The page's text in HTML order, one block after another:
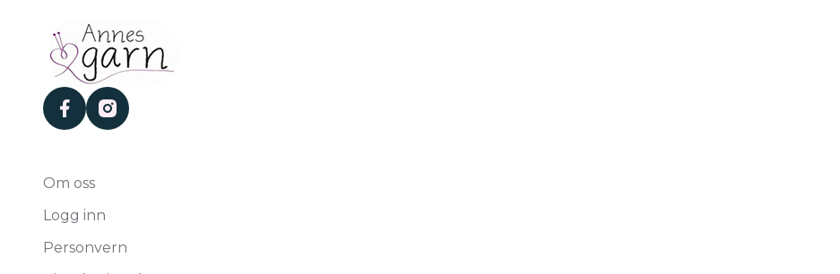
facebookinstagram
Om oss
Logg inn
Personvern